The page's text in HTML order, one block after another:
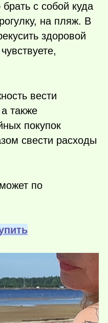
с собой куда
на пляж. В
здоровой
вести
также
покупок
свести расходы
по